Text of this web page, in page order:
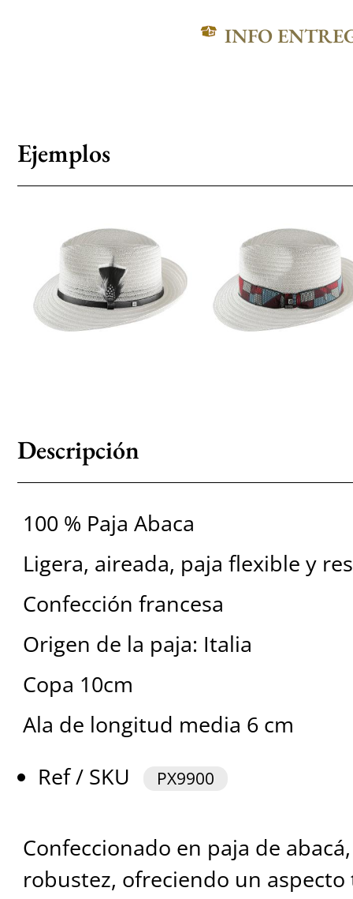
INFO
Ejemplos
Descripción
100 % Paja Abaca
Ligera, aireada, paja flexible y
Confección francesa
Origen de la paja: Italia
Copa 10cm
Ala de longitud media 6 cm
Ref / SKU
PX9900
Confeccionado en paja de
robustez, ofreciendo un